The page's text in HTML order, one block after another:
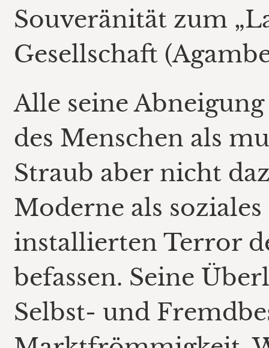
Souveränität zum
Gesellschaft
Alle seine
des Menschen als
Straub aber nicht
Moderne als soziales
installierten Terror
befassen. Seine
Selbst- und